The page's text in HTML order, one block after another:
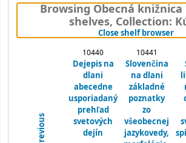
Browsing Obecná knižnica
shelves, Collection:
Close shelf browser
Previous
10440
Dejepis na
dlani
abecedne
usporiadaný
prehľad
svetových
dejín
10441
Slovenčina
na dlani
základné
poznatky
zo
všeobecnej
jazykovedy,